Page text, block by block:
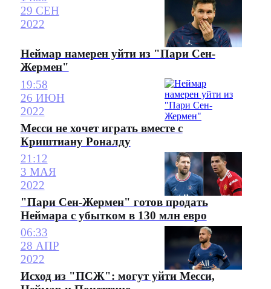
29 СЕН
2022
Неймар намерен уйти из "Пари Сен-
Жермен"
19:58
26 ИЮН
2022
Месси не хочет играть вместе с
Криштиану Роналду
21:12
3 МАЯ
2022
"Пари Сен-Жермен" готов продать
Неймара с убытком в 130 млн евро
06:33
28 АПР
2022
Исход из "ПСЖ": могут уйти Месси,